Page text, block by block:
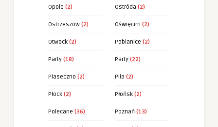
Opole (2) Ostróda (2)
Ostrzeszów (2) Oświęcim (2)
Otwock (2) Pabianice (2)
Party (18) Party (22)
Piaseczno (2) Piła (2)
Płock (2) Płońsk (2)
Polecane (36) Poznań (13)